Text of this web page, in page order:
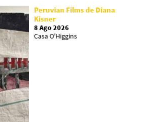
Peruvian Films de Diana
Kisner
8 Ago 2026
Casa O'Higgins